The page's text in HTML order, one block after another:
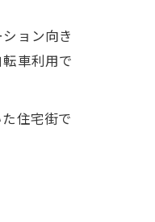
ョン向き
車利用で
住宅街で